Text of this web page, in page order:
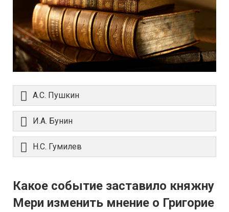
А.С. Пушкин
И.А. Бунин
Н.С. Гумилев
Какое событие заставило княжну
Мери изменить мнение о Григорие